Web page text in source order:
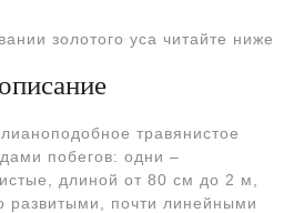
золотого уса читайте ниже
травянистое
побегов: одни –
длиной от 80 см до 2 м,
развитыми, почти линейными